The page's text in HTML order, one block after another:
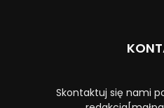
Skontaktuj się nami